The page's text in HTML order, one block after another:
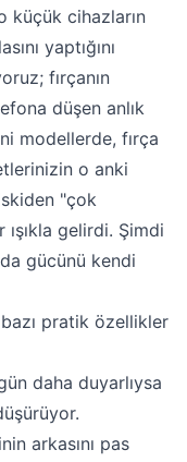
küçük cihazların
yaptığını
fırçanın
düşen anlık
modellerde, fırça
o anki
"çok
ışıkla gelirdi. Şimdi
gücünü kendi
pratik özellikler
daha duyarlıysa
arkasını pas